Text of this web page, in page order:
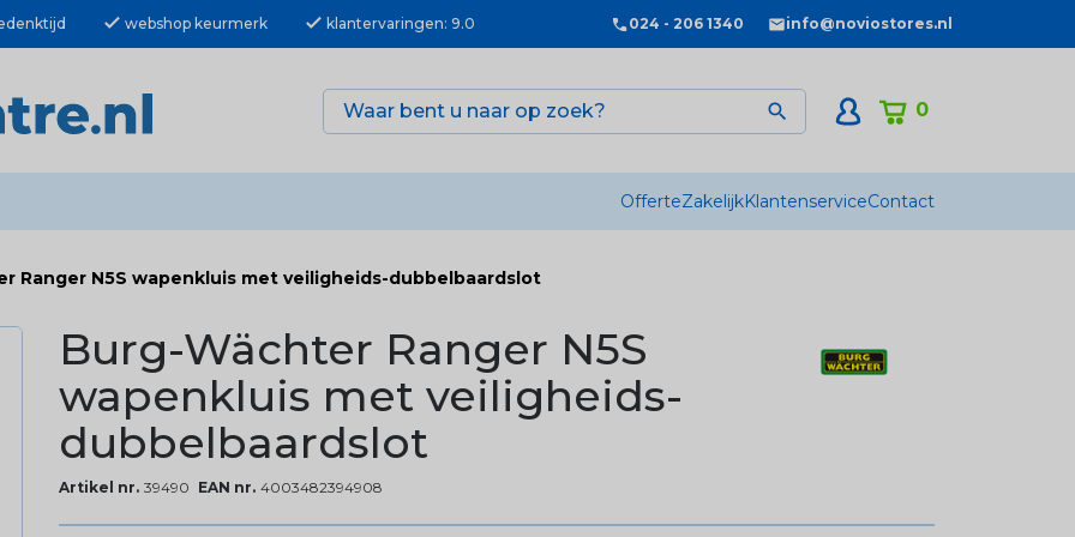
check webshop keurmerk check klantervaringen: 9.0 024 - 206 1340 info@noviostores.nl
0

OfferteZakelijkKlantenserviceContact
Ranger N5S wapenkluis met veiligheids-dubbelbaardslot
Burg-Wächter Ranger N5S
wapenkluis met veiligheids-
dubbelbaardslot
Artikel nr. 39490 EAN nr. 4003482394908